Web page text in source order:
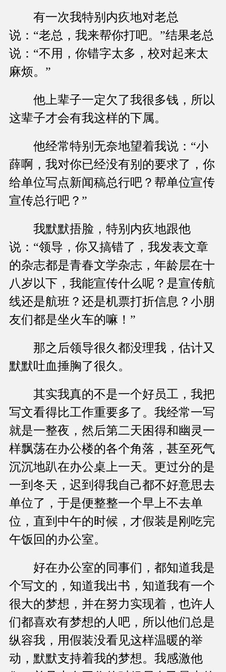
有一次我特别内疚地对老总
说：“老总，我来帮你打吧。”结果老总
说：“不用，你错字太多，校对起来太
麻烦。”
他上辈子一定欠了我很多钱，所以
这辈子才会有我这样的下属。
他经常特别无奈地望着我说：“小
薛啊，我对你已经没有别的要求了，你
给单位写点新闻稿总行吧？帮单位宣传
宣传总行吧？”
我默默捂脸，特别内疚地跟他
说：“领导，你又搞错了，我发表文章
的杂志都是青春文学杂志，年龄层在十
八岁以下，我能宣传什么呢？是宣传航
线还是航班？还是机票打折信息？小朋
友们都是坐火车的嘛！”
那之后领导很久都没理我，估计又
默默吐血捶胸了很久。
其实我真的不是一个好员工，我把
写文看得比工作重要多了。我经常一写
就是一整夜，然后第二天困得和幽灵一
样飘荡在办公楼的各个角落，甚至死气
沉沉地趴在办公桌上一天。更过分的是
一到冬天，迟到得我自己都不好意思去
单位了，于是便整整一个早上不去单
位，直到中午的时候，才假装是刚吃完
午饭回的办公室。
好在办公室的同事们，都知道我是
个写文的，知道我出书，知道我有一个
很大的梦想，并在努力实现着，也许人
们都喜欢有梦想的人吧，所以他们总是
纵容我，用假装没看见这样温暖的举
动，默默支持着我的梦想。我感激他